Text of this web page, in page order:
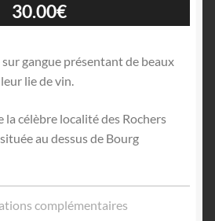
30.00€
gangue présentant de beaux
lie de vin.
célèbre localité des Rochers
au dessus de Bourg
complémentaires